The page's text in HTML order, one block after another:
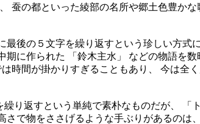
蚕の都といった綾部の名所や郷土色豊か
後の５文字を繰り返すという珍しい方式
期に作られた 「鈴木主水」 などの物語を
時間が掛かりすぎることもあり、 今は全
り返すという単純で素朴なものだが、 「
さで物をささげるような手ぶりがあるのは